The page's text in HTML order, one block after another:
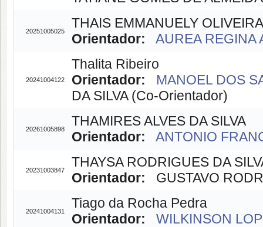
20251005025
THAIS EMMANUELY
Orientador:
AUREA REGINA
20241004122
Thalita Ribeiro
Orientador:
MANOEL DOS
DA SILVA (Co-Orientador)
20261005898
THAMIRES ALVES DA SILVA
Orientador:
ANTONIO
20231003847
THAYSA RODRIGUES DA
Orientador: GUSTAVO
20241004131
Tiago da Rocha Pedra
Orientador:
WILKINSON